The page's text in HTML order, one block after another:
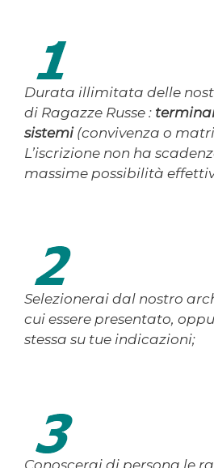
Durata illimitata delle
di Ragazze Russe :
sistemi(convivenza o
L’iscrizione non ha
massime possibilità
Selezionerai dal nostro
cui essere presentato,
stessa su tue indicazioni;
Conoscerai di persona le